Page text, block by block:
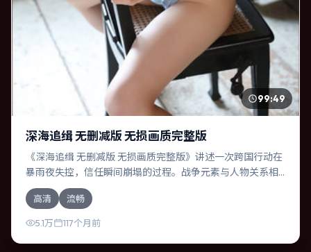
99:49
深海追缉 无删减版 无损画质完整版
《深海追缉 无删减版 无损画质完整版》讲述一次跨国行动在
暴雨夜失控，信任瞬间崩塌的过程。战争元素与人物关系相
互咬合，全智贤、周冬雨的对手戏尤为出彩。导演温子仁善
于在长镜头中积蓄张力，本片亦在德国实地取景，增强真实
质感。
高清 流畅
5.1万 117个月前